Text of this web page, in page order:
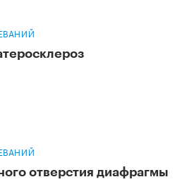
отверстия диафрагмы